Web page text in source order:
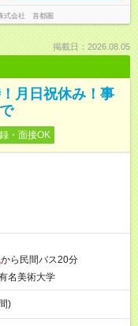
式会社 首都圏
掲載日：2026.08.05
月日祝休み！事
・面接OK
から民間バス20分
名美術大学
)